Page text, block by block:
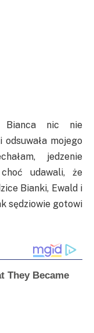
Bianca nic nie
mojego
jedzenie
udawali, że
Bianki, Ewald i
sędziowie gotowi